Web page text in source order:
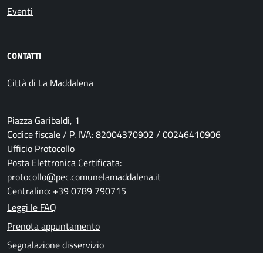
Eventi
CONTATTI
Città di La Maddalena
Piazza Garibaldi, 1
Codice fiscale / P. IVA: 82004370902 / 00246410906
Ufficio Protocollo
Posta Elettronica Certificata:
protocollo@pec.comunelamaddalena.it
Centralino: +39 0789 790715
Leggi le FAQ
Prenota appuntamento
Segnalazione disservizio